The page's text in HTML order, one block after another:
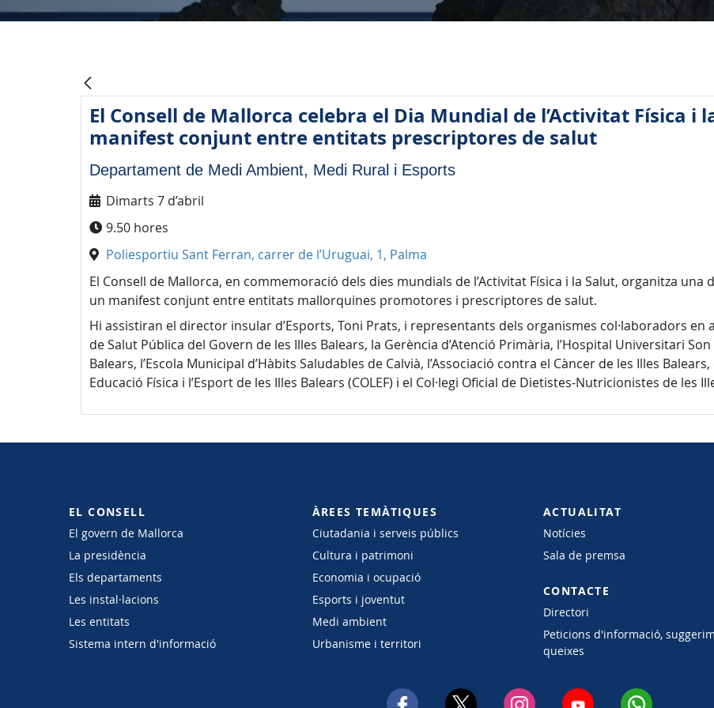
El Consell de Mallorca celebra el Dia Mundial de l’Activitat Física i
manifest conjunt entre entitats prescriptores de salut
Departament de Medi Ambient, Medi Rural i Esports
Dimarts 7 d’abril
9.50 hores
Poliesportiu Sant Ferran, carrer de l’Uruguai, 1, Palma
El Consell de Mallorca, en commemoració dels dies mundials de l’Activitat Física i la Salut, organitza
un manifest conjunt entre entitats mallorquines promotores i prescriptores de salut.
Hi assistiran el director insular d’Esports, Toni Prats, i representants dels organismes col·laboradors
de Salut Pública del Govern de les Illes Balears, la Gerència d’Atenció Primària, l’Hospital Universitari
Balears, l’Escola Municipal d’Hàbits Saludables de Calvià, l’Associació contra el Càncer de les Illes
Educació Física i l’Esport de les Illes Balears (COLEF) i el Col·legi Oficial de Dietistes-Nutricionistes de les
EL CONSELL
El govern de Mallorca
La presidència
Els departaments
Les instal·lacions
Les entitats
Sistema intern d'informació
ÀREES TEMÀTIQUES
Ciutadania i serveis públics
Cultura i patrimoni
Economia i ocupació
Esports i joventut
Medi ambient
Urbanisme i territori
ACTUALITAT
Notícies
Sala de premsa
CONTACTE
Directori
Peticions d'informació,
queixes